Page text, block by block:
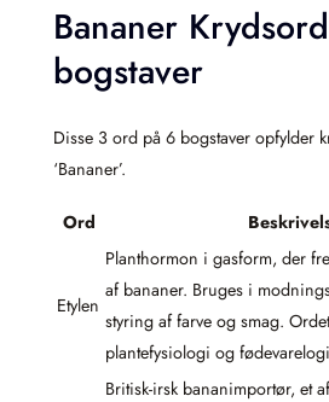
Bananer
bogstaver
Disse 3 ord på 6 bogstaver opfylder
‘Bananer’.
Ord
Etylen
Planthormon i gasform, der
af bananer. Bruges i
styring af farve og smag.
plantefysiologi og
Britisk-irsk bananimportør, et